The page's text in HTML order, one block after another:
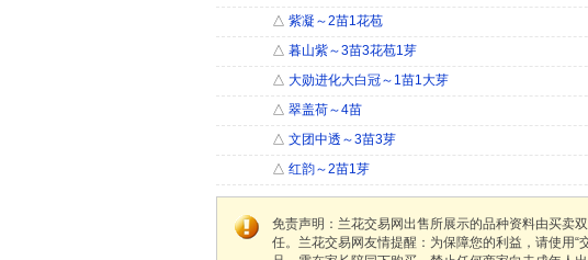
△ 紫凝～2苗1花苞
△ 暮山紫～3苗3花苞1芽
△ 大勋进化大白冠～1苗1大芽
△ 翠盖荷～4苗
△ 文团中透～3苗3芽
△ 红韵～2苗1芽
免责声明：兰花交易网出售所展示的品种资料由买卖
任。兰花交易网友情提醒：为保障您的利益，请使用